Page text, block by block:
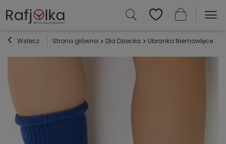
Wstecz Strona główna Dla Dziecka Ubranka Niemowlęce i